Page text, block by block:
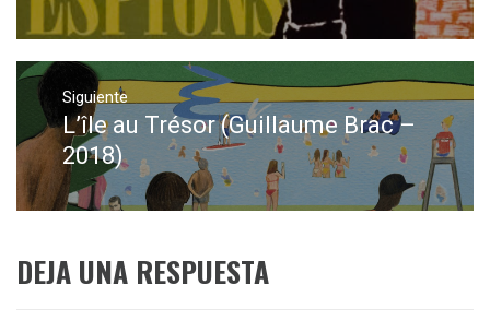
Siguiente
Entrada
siguiente:
L’île au Trésor (Guillaume Brac –
2018)
DEJA UNA RESPUESTA